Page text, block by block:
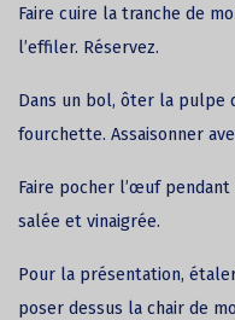
Faire cuire la tranche de
l’effiler. Réservez.
Dans un bol, ôter la pulpe
fourchette. Assaisonner
Faire pocher l’œuf
salée et vinaigrée.
Pour la présentation,
poser dessus la chair de